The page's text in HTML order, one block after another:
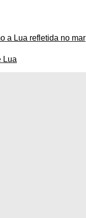
a Lua refletida no mar
Lua